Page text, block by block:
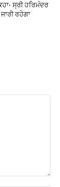
ਸ੍ਰੀ ਹਰਿਮੰਦਰ
ਰਹੇਗਾ